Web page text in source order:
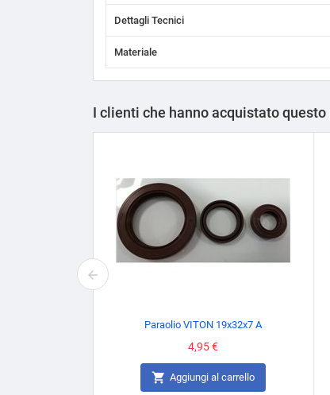
Dettagli Tecnici
Materiale
I clienti che hanno acquistato
Paraolio VITON 19x32x7 A
Prezzo
4,95 €
 Aggiungi al carrello